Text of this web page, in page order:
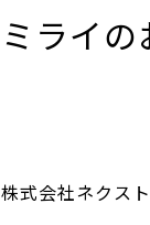
ミライ
株式会社ネクス